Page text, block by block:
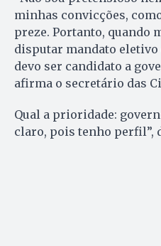
minhas convicções,
preze. Portanto, quando
disputar mandato eletivo
devo ser candidato a
afirma o secretário das
Qual a prioridade:
claro, pois tenho perfil”,